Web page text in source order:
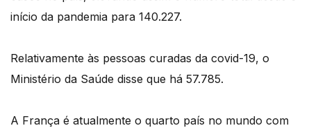
início da pandemia para 140.227.
Relativamente às pessoas curadas da covid-19, o
Ministério da Saúde disse que há 57.785.
A França é atualmente o quarto país no mundo com